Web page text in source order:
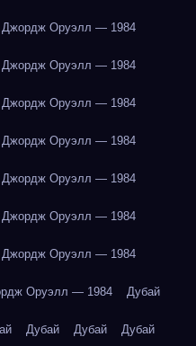
Джордж Оруэлл — 1984
Джордж Оруэлл — 1984
Джордж Оруэлл — 1984
Джордж Оруэлл — 1984
Джордж Оруэлл — 1984
Джордж Оруэлл — 1984
Джордж Оруэлл — 1984
Оруэлл — 1984 Дубай
Дубай Дубай Дубай